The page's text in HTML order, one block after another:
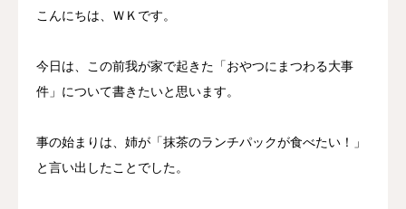
こんにちは、ＷＫです。
今日は、この前我が家で起きた「おやつにまつわる大事
件」について書きたいと思います。
事の始まりは、姉が「抹茶のランチパックが食べたい！」
と言い出したことでした。
よくあるご質問
お問い合わせ